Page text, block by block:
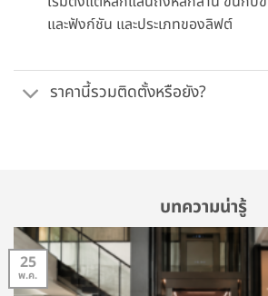
และฟังก์ชัน และประเภทของลิฟต์
ราคานี้รวมติดตั้งหรือยัง?
บทความน่ารู้
25
พ.ค.